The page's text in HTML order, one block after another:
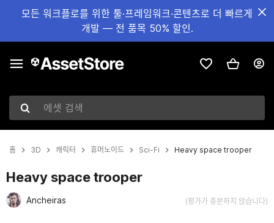
모든 워크플로를 위한 툴·프레임워크·콘텐츠로 더 빠르게
개발 — 전 품목 50% 할인.
에셋 검색
홈 3D 캐릭터 휴머노이드 Sci-Fi Heavy space trooper
Heavy space trooper
Ancheiras (평가가 충분하지 않습니다)